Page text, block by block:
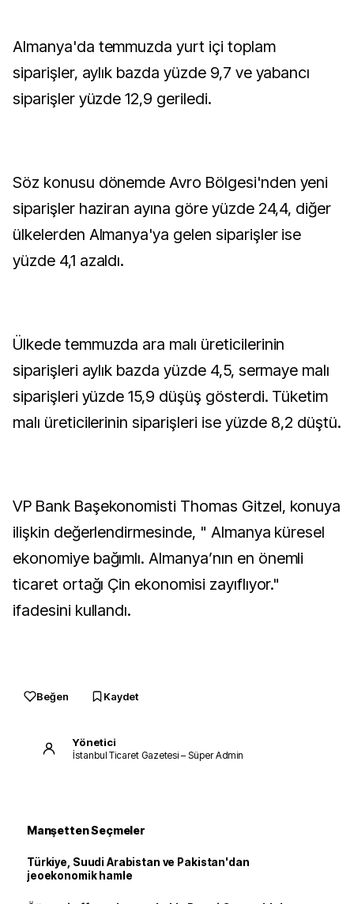
Almanya'da temmuzda yurt içi toplam
siparişler, aylık bazda yüzde 9,7 ve yabancı
siparişler yüzde 12,9 geriledi.
Söz konusu dönemde Avro Bölgesi'nden yeni
siparişler haziran ayına göre yüzde 24,4, diğer
ülkelerden Almanya'ya gelen siparişler ise
yüzde 4,1 azaldı.
Ülkede temmuzda ara malı üreticilerinin
siparişleri aylık bazda yüzde 4,5, sermaye malı
siparişleri yüzde 15,9 düşüş gösterdi. Tüketim
malı üreticilerinin siparişleri ise yüzde 8,2 düştü.
VP Bank Başekonomisti Thomas Gitzel, konuya
ilişkin değerlendirmesinde, " Almanya küresel
ekonomiye bağımlı. Almanya’nın en önemli
ticaret ortağı Çin ekonomisi zayıflıyor."
ifadesini kullandı.
Beğen Kaydet
Yönetici
İstanbul Ticaret Gazetesi – Süper Admin
Manşetten Seçmeler
Türkiye, Suudi Arabistan ve Pakistan'dan
jeoekonomik hamle